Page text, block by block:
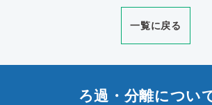
一覧に戻る
ろ過・分離につい